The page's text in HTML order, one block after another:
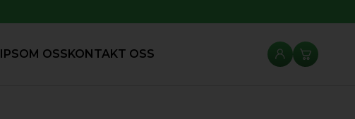
OM OSSKONTAKT OSS